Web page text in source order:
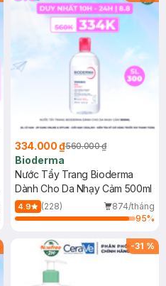
334.000 ₫560.000 ₫
Bioderma
Nước Tẩy Trang Bioderma
Dành Cho Da Nhạy Cảm 500ml
4.9 (228)
874/tháng
95%
-31 %